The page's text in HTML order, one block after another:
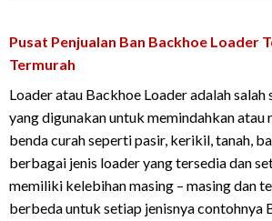
Pusat Penjualan Ban Backhoe Loader
Termurah
Loader atau Backhoe Loader adalah
yang digunakan untuk memindahkan atau
benda curah seperti pasir, kerikil, tanah,
berbagai jenis loader yang tersedia dan
memiliki kelebihan masing – masing dan
berbeda untuk setiap jenisnya contohnya